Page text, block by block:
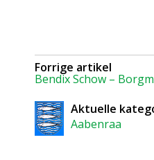
Forrige artikel
Bendix Schow –
Aktuelle
Aabenraa